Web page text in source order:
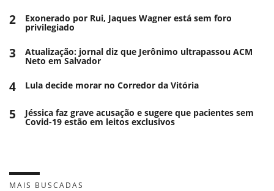
2 Exonerado por Rui, Jaques Wagner está sem foro
privilegiado
3 Atualização: jornal diz que Jerônimo ultrapassou ACM
Neto em Salvador
4 Lula decide morar no Corredor da Vitória
5 Jéssica faz grave acusação e sugere que pacientes sem
Covid-19 estão em leitos exclusivos
MAIS BUSCADAS